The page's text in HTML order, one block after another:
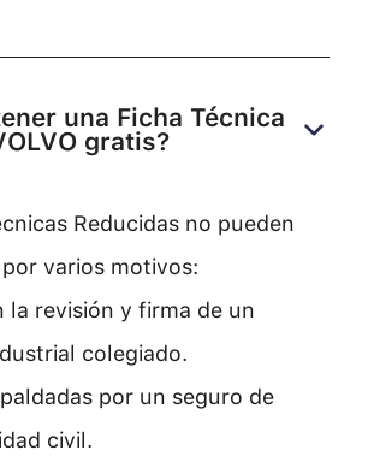
una Ficha Técnica
gratis?
Reducidas no pueden
varios motivos:
la revisión y firma de un
colegiado.
por un seguro de
civil.